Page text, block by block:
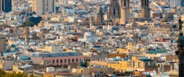
El Cronista Studio
Mediakit
abre en nueva pestaña
Argentina